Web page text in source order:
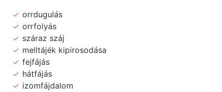
orrdugulás
orrfolyás
száraz száj
melltájék kipirosodása
fejfájás
hátfájás
izomfájdalom